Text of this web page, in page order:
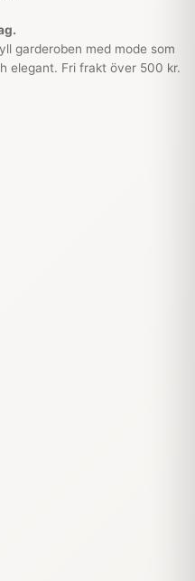
garderoben med mode som
elegant. Fri frakt över 500 kr.